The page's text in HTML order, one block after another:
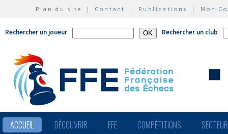
Plan du site | Contact | Publications | Mon
Rechercher un joueur Rechercher un club
ACCUEIL DÉCOUVRIR FFE COMPÉTITIONS